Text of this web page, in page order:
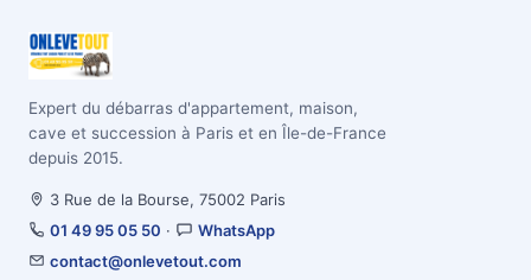
Expert du débarras d'appartement, maison,
cave et succession à Paris et en Île-de-France
depuis 2015.
3 Rue de la Bourse, 75002 Paris
01 49 95 05 50 ·
WhatsApp
contact@onlevetout.com